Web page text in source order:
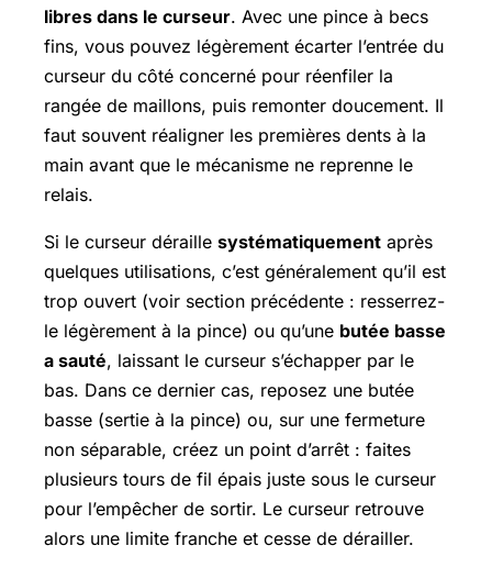
libres dans le curseur. Avec une pince à becs
fins, vous pouvez légèrement écarter l’entrée du
curseur du côté concerné pour réenfiler la
rangée de maillons, puis remonter doucement. Il
faut souvent réaligner les premières dents à la
main avant que le mécanisme ne reprenne le
relais.
Si le curseur déraille systématiquement après
quelques utilisations, c’est généralement qu’il est
trop ouvert (voir section précédente : resserrez-
le légèrement à la pince) ou qu’une butée basse
a sauté, laissant le curseur s’échapper par le
bas. Dans ce dernier cas, reposez une butée
basse (sertie à la pince) ou, sur une fermeture
non séparable, créez un point d’arrêt : faites
plusieurs tours de fil épais juste sous le curseur
pour l’empêcher de sortir. Le curseur retrouve
alors une limite franche et cesse de dérailler.